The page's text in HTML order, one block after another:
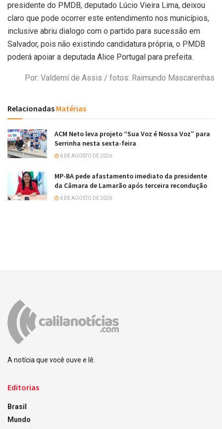
presidente do PMDB, deputado Lúcio Vieira Lima, deixou
claro que pode ocorrer este entendimento nos municípios,
inclusive abriu dialogo com o partido para sucessão em
Salvador, pois não existindo candidatura própria, o PMDB
poderá apoiar a deputada Alice Portugal para prefeita.
Por: Valdemí de Assis / fotos: Raimundo Mascarenhas
Relacionadas Matérias
ACM Neto leva projeto “Sua Voz é Nossa Voz” para
Serrinha nesta sexta-feira
6 DE AGOSTO DE 2026
MP-BA pede afastamento imediato da presidente
da Câmara de Lamarão após terceira recondução
6 DE AGOSTO DE 2026
A notícia que você ouve e lê.
Editorias
Brasil
Mundo